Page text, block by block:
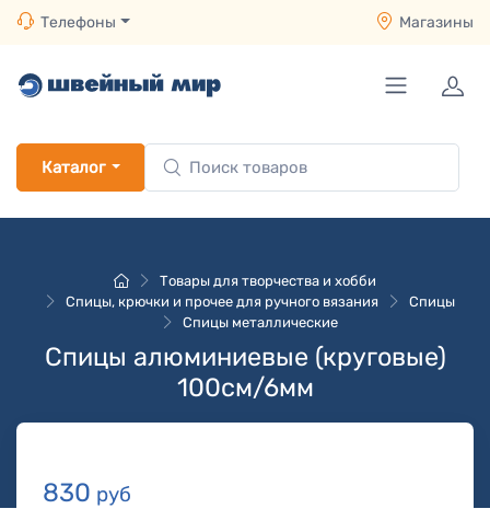
Телефоны Магазины
Каталог
Товары для творчества и хобби
Спицы, крючки и прочее для ручного вязания
Спицы
Спицы металлические
Спицы алюминиевые (круговые)
100см/6мм
830 руб